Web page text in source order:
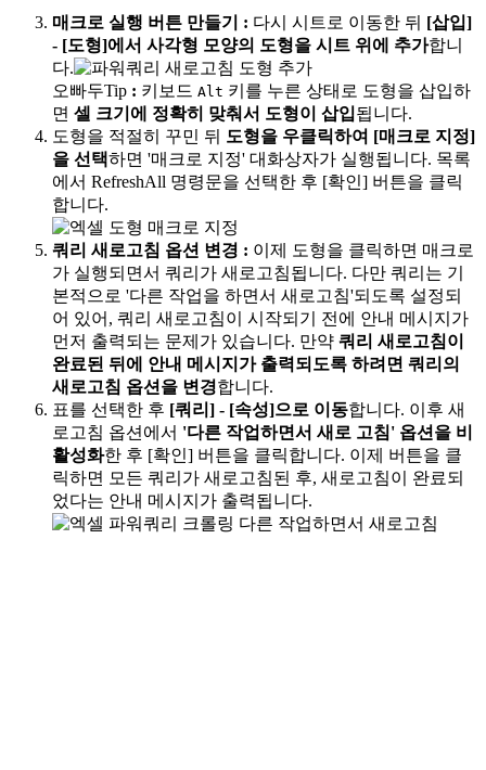
매크로 실행 버튼 만들기 : 다시 시트로 이동한 뒤 [삽입]
- [도형]에서 사각형 모양의 도형을 시트 위에 추가합니
다.
오빠두Tip : 키보드 Alt 키를 누른 상태로 도형을 삽입하
면 셀 크기에 정확히 맞춰서 도형이 삽입됩니다.
도형을 적절히 꾸민 뒤 도형을 우클릭하여 [매크로 지정]
을 선택하면 '매크로 지정' 대화상자가 실행됩니다. 목록
에서 RefreshAll 명령문을 선택한 후 [확인] 버튼을 클릭
합니다.
쿼리 새로고침 옵션 변경 : 이제 도형을 클릭하면 매크로
가 실행되면서 쿼리가 새로고침됩니다. 다만 쿼리는 기
본적으로 '다른 작업을 하면서 새로고침'되도록 설정되
어 있어, 쿼리 새로고침이 시작되기 전에 안내 메시지가
먼저 출력되는 문제가 있습니다. 만약 쿼리 새로고침이
완료된 뒤에 안내 메시지가 출력되도록 하려면 쿼리의
새로고침 옵션을 변경합니다.
표를 선택한 후 [쿼리] - [속성]으로 이동합니다. 이후 새
로고침 옵션에서 '다른 작업하면서 새로 고침' 옵션을 비
활성화한 후 [확인] 버튼을 클릭합니다. 이제 버튼을 클
릭하면 모든 쿼리가 새로고침된 후, 새로고침이 완료되
었다는 안내 메시지가 출력됩니다.